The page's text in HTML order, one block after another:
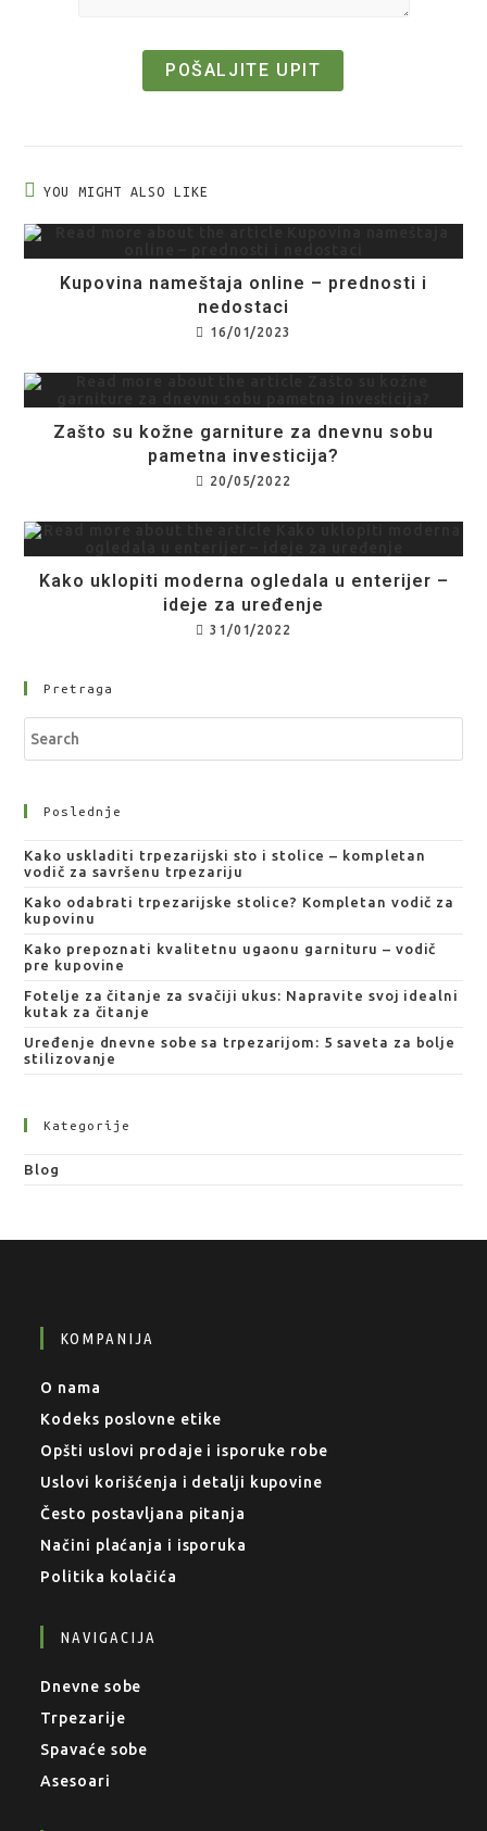
YOU MIGHT ALSO LIKE
Kupovina nameštaja online – prednosti i
nedostaci
16/01/2023
Zašto su kožne garniture za dnevnu sobu
pametna investicija?
20/05/2022
Kako uklopiti moderna ogledala u enterijer –
ideje za uređenje
31/01/2022
Pretraga
Poslednje
Kako uskladiti trpezarijski sto i stolice – kompletan
vodič za savršenu trpezariju
Kako odabrati trpezarijske stolice? Kompletan vodič za
kupovinu
Kako prepoznati kvalitetnu ugaonu garnituru – vodič
pre kupovine
Fotelje za čitanje za svačiji ukus: Napravite svoj idealni
kutak za čitanje
Uređenje dnevne sobe sa trpezarijom: 5 saveta za bolje
stilizovanje
Kategorije
Blog
KOMPANIJA
O nama
Kodeks poslovne etike
Opšti uslovi prodaje i isporuke robe
Uslovi korišćenja i detalji kupovine
Često postavljana pitanja
Načini plaćanja i isporuka
Politika kolačića
NAVIGACIJA
Dnevne sobe
Trpezarije
Spavaće sobe
Asesoari